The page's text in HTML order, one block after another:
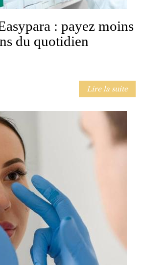
: payez moins
du quotidien
Lire la suite